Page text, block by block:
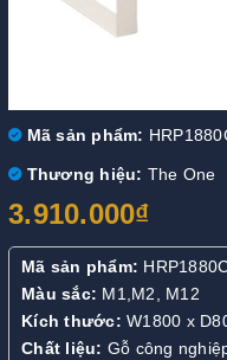
Mã sản phẩm:
Thương hiệu: The One
3.910.000₫
Mã sản phẩm:
Màu sắc: M1,M2, M12
Kích thước: W1800 x
Chất liệu: Gỗ công